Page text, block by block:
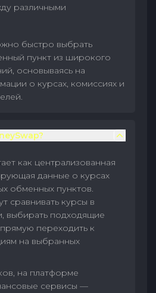
различными
быстро выбрать
пункт из широкого
основываясь на
о курсах, комиссиях и
как централизованная
данные о курсах
обменных пунктов.
сравнивать курсы в
выбирать подходящие
переходить к
на выбранных
на платформе
сервисы —